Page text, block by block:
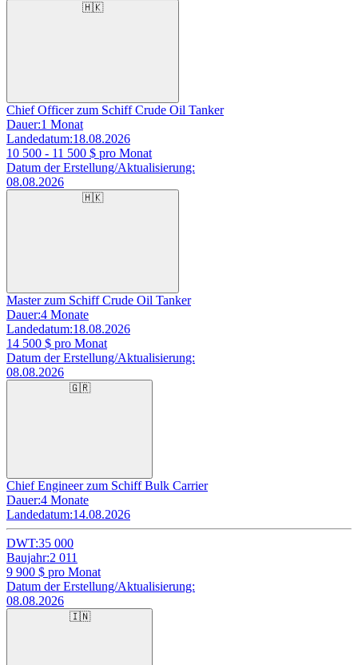
🇭🇰
Chief Officer zum Schiff Crude Oil Tanker
Dauer:1 Monat
Landedatum:18.08.2026
10 500 - 11 500 $ pro Monat
Datum der Erstellung/Aktualisierung:
08.08.2026
🇭🇰
Master zum Schiff Crude Oil Tanker
Dauer:4 Monate
Landedatum:18.08.2026
14 500 $ pro Monat
Datum der Erstellung/Aktualisierung:
08.08.2026
🇬🇷
Chief Engineer zum Schiff Bulk Carrier
Dauer:4 Monate
Landedatum:14.08.2026
DWT:35 000
Baujahr:2 011
9 900 $ pro Monat
Datum der Erstellung/Aktualisierung:
08.08.2026
🇮🇳